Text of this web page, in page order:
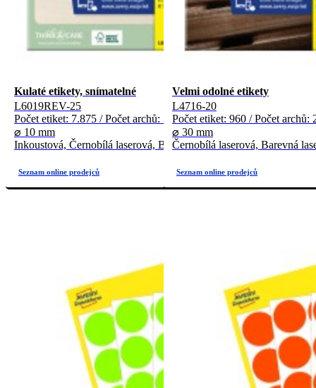
Kulaté etikety, snímatelné
L6019REV-25
Počet etiket: 7.875 / Počet archů: 25
⌀ 10 mm
Inkoustová, Černobílá laserová, Barevná laserová
Velmi odolné etikety
L4716-20
Počet etiket: 960 / Počet archů:
⌀ 30 mm
Černobílá laserová, Barevná